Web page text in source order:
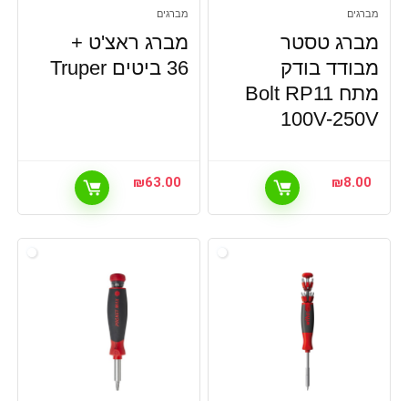
מברגים
מברג טסטר
מבודד בודק
מתח Bolt RP11
100V-250V
₪8.00
מברגים
מברג ראצ'ט +
36 ביטים Truper
₪63.00